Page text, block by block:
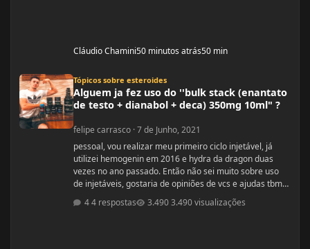
Cláudio Chamini50 minutos atrás50 min
Tópicos sobre esteroides
Alguem ja fez uso do ''bulk stack (enantato
de testo + dianabol + deca) 350mg 10ml" ?
felipe carrasco ·7 de Junho, 2021
pessoal, vou realizar meu primeiro ciclo injetável, já
utilizei hemogenin em 2016 e hydra da dragon duas
vezes no ano passado. Então não sei muito sobre uso
de injetáveis, gostaria de opiniões de vcs e ajudas tbm
stack que é formado por ENANTATO DE
4 respostas 3.490 visualizações